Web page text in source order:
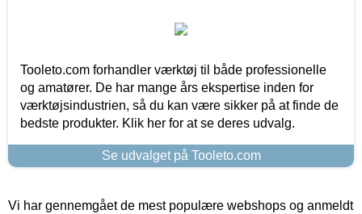
Tooleto.com forhandler værktøj til både professionelle
og amatører. De har mange års ekspertise inden for
værktøjsindustrien, så du kan være sikker på at finde de
bedste produkter. Klik her for at se deres udvalg.
Se udvalget på Tooleto.com
Vi har gennemgået de mest populære webshops og anmeldt